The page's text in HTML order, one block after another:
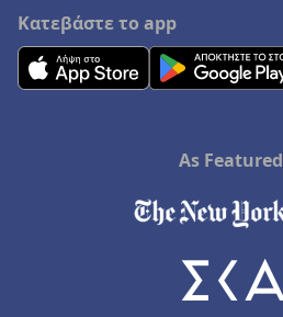
Κατεβάστε το app
As